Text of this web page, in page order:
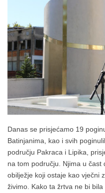
Danas se prisjećamo 19
Batinjanima, kao i svih
području Pakraca i Lipika,
na tom području. Njima u čast
obilježje koji ostaje kao vječni
živimo. Kako ta žrtva ne bi